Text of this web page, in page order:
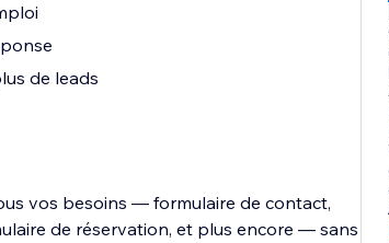
de leads
vos besoins — formulaire de contact,
de réservation, et plus encore — sans